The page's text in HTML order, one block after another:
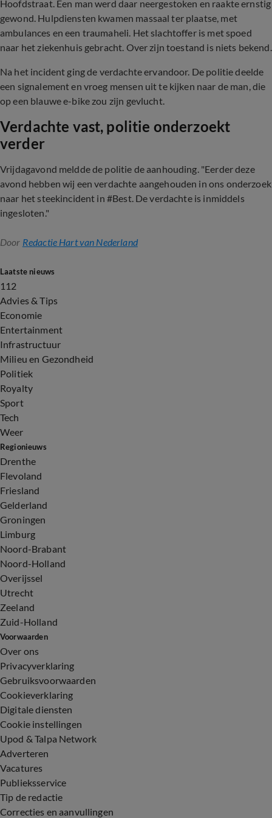
Hoofdstraat. Een man werd daar neergestoken en raakte ernstig
gewond. Hulpdiensten kwamen massaal ter plaatse, met
ambulances en een traumaheli. Het slachtoffer is met spoed
naar het ziekenhuis gebracht. Over zijn toestand is niets bekend.
Na het incident ging de verdachte ervandoor. De politie deelde
een signalement en vroeg mensen uit te kijken naar de man, die
op een blauwe e-bike zou zijn gevlucht.
Verdachte vast, politie onderzoekt
verder
Vrijdagavond meldde de politie de aanhouding. "Eerder deze
avond hebben wij een verdachte aangehouden in ons onderzoek
naar het steekincident in #Best. De verdachte is inmiddels
ingesloten."
Door Redactie Hart van Nederland
Laatste nieuws
112
Advies & Tips
Economie
Entertainment
Infrastructuur
Milieu en Gezondheid
Politiek
Royalty
Sport
Tech
Weer
Regionieuws
Drenthe
Flevoland
Friesland
Gelderland
Groningen
Limburg
Noord-Brabant
Noord-Holland
Overijssel
Utrecht
Zeeland
Zuid-Holland
Voorwaarden
Over ons
Privacyverklaring
Gebruiksvoorwaarden
Cookieverklaring
Digitale diensten
Cookie instellingen
Upod & Talpa Network
Adverteren
Vacatures
Publieksservice
Tip de redactie
Correcties en aanvullingen